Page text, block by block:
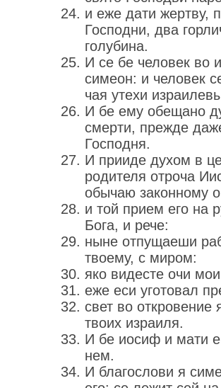
и еже дати жертву,
Господни, два
голубина.
И се бе человек во
симеон: и человек
чая утехи
И бе ему обещано
смерти, прежде
Господня.
И прииде духом в
родителя отроча
обычаю законному
и той прием его на
Бога, и рече:
ныне отпущаеши
твоему, с миром:
яко видесте очи
еже еси уготовал
свет во
твоих израиля.
И бе иосиф и мати
нем.
И благослови я